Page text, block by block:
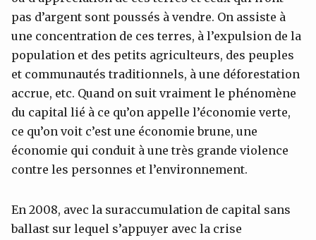
pas d’argent sont poussés à vendre. On assiste à
une concentration de ces terres, à l’expulsion de la
population et des petits agriculteurs, des peuples
et communautés traditionnels, à une déforestation
accrue, etc. Quand on suit vraiment le phénomène
du capital lié à ce qu’on appelle l’économie verte,
ce qu’on voit c’est une économie brune, une
économie qui conduit à une très grande violence
contre les personnes et l’environnement.
En 2008, avec la suraccumulation de capital sans
ballast sur lequel s’appuyer avec la crise